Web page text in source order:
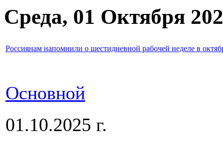
Среда, 01 Октября
Россиянам напомнили о шестидневной рабочей неделе в
Основной
01.10.2025 г.